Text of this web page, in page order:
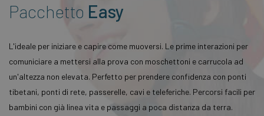
Pacchetto Easy
L'ideale per iniziare e capire come muoversi. Le prime interazioni per
comuniciare a mettersi alla prova con moschettoni e carrucola ad
un'altezza non elevata. Perfetto per prendere confidenza con ponti
tibetani, ponti di rete, passerelle, cavi e teleferiche. Percorsi facili per
bambini con già linea vita e passaggi a poca distanza da terra.